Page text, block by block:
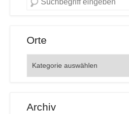
Orte
Archiv